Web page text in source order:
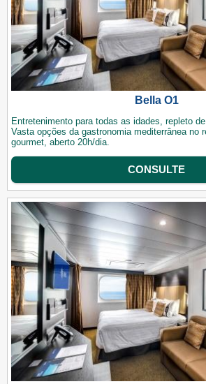
Bella O1
Entretenimento para todas as idades, repleto
Vasta opções da gastronomia mediterrânea no
gourmet, aberto 20h/dia.
CONSULTE